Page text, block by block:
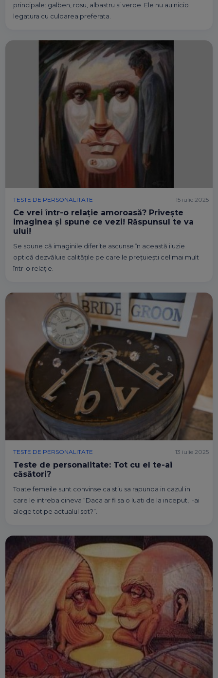
principale: galben, rosu, albastru si verde. Ele nu au nicio
legatura cu culoarea preferata.
TESTE DE PERSONALITATE
Ce vrei într-o relație amoroasă? Privește
imaginea și spune ce vezi! Răspunsul te va
ului!
Se spune că imaginile diferite ascunse în această iluzie
optică dezvăluie calitățile pe care le prețuiești cel mai mult
într-o relație.
15 iulie 2025
TESTE DE PERSONALITATE
Teste de personalitate: Tot cu el te-ai
căsători?
Toate femeile sunt convinse ca stiu sa rapunda in cazul in
care le intreba cineva “Daca ar fi sa o luati de la inceput, l-ai
alege tot pe actualul sot?”.
13 iulie 2025